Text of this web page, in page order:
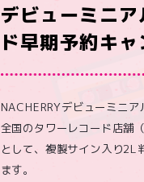
デビューミニ
ド早期予約キ
NACHERRYデビューミニ
全国のタワーレコード店舗
として、複製サイン入り2L
ます。